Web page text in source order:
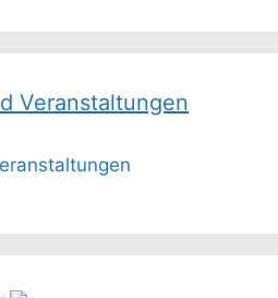
Veranstaltungen